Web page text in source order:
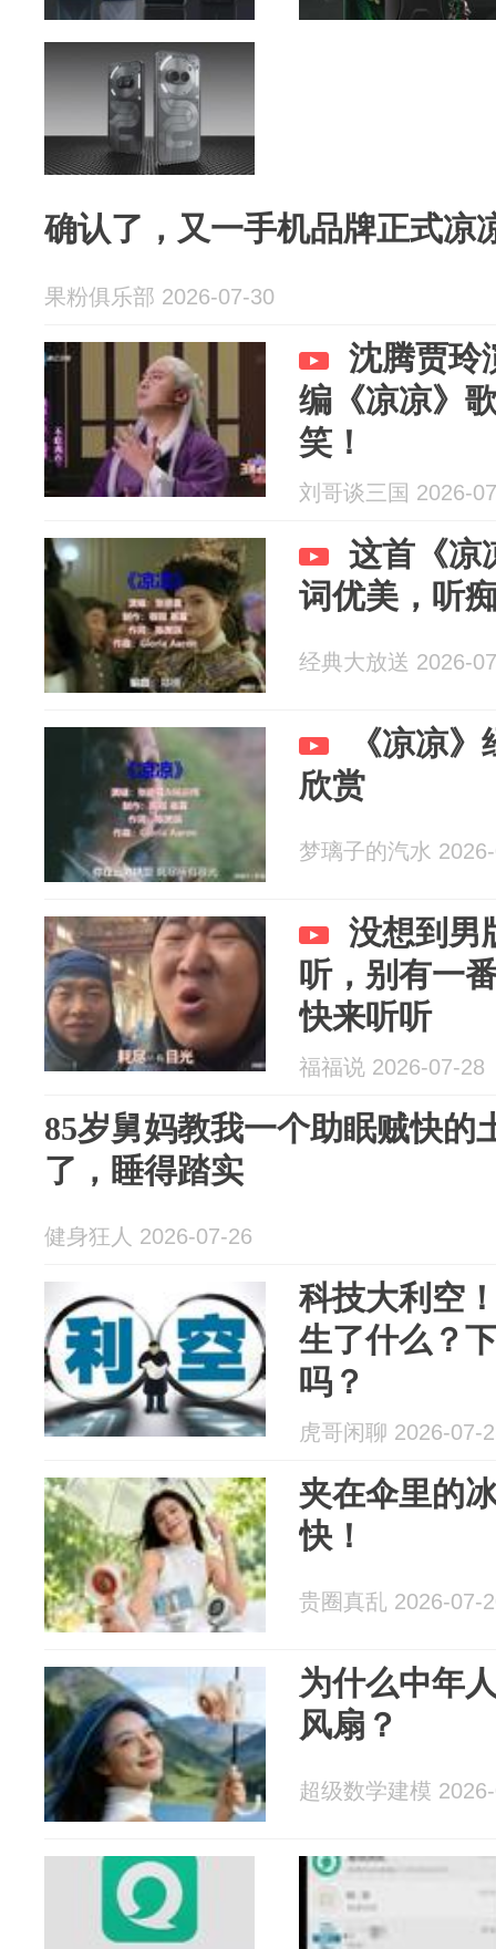
确认了，又一手机品牌正式凉
果粉俱乐部 2026-07-30
沈腾贾玲
编《凉凉》
笑！
刘哥谈三国 2026-
这首《凉
词优美，听
经典大放送 2026-
《凉凉
欣赏
梦璃子的汽水
没想到男
听，别有一
快来听听
福福说 2026-07-28
85岁舅妈教我一个助眠贼快的
了，睡得踏实
健身狂人 2026-07-26
科技大利空
生了什么？
吗？
虎哥闲聊 2026-07-
夹在伞里的
快！
贵圈真乱 2026-07-
为什么中年
风扇？
超级数学建模